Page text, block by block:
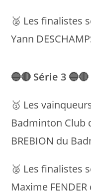
🥈 Les finalistes
Yann
🔵🔴 Série 3 🔵🔴
🥇 Les
Badminton Club
BREBION du
🥈 Les finalistes
Maxime